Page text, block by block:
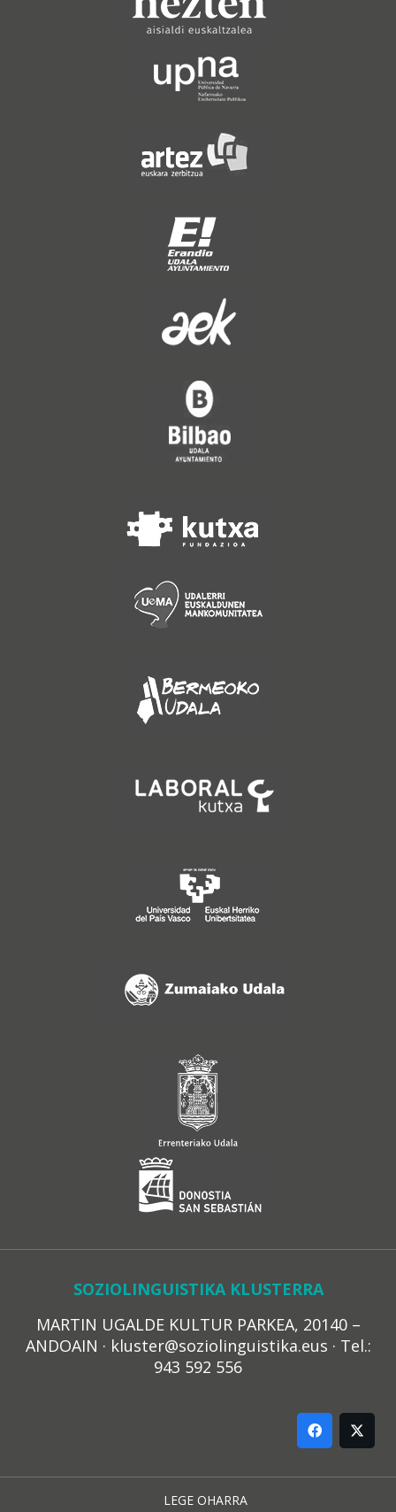
SOZIOLINGUISTIKA KLUSTERRA
MARTIN UGALDE KULTUR PARKEA, 20140 –
ANDOAIN · kluster@soziolinguistika.eus · Tel.:
943 592 556
LEGE OHARRA